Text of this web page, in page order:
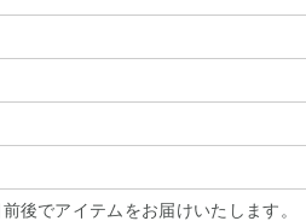
後でアイテムをお届けいたします。